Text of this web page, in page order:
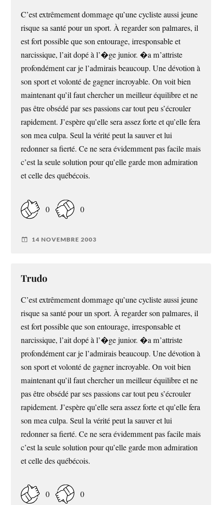
C’est extrêmement dommage qu’une cycliste aussi jeune
risque sa santé pour un sport. À regarder son palmares, il
est fort possible que son entourage, irresponsable et
narcissique, l’ait dopé à l’�ge junior. �a m’attriste
profondément car je l’admirais beaucoup. Une dévotion à
son sport et volonté de gagner incroyable. On voit bien
maintenant qu’il faut chercher un meilleur équilibre et ne
pas être obsédé par ses passions car tout peu s’écrouler
rapidement. J’espère qu’elle sera assez forte et qu’elle fera
son mea culpa. Seul la vérité peut la sauver et lui
redonner sa fierté. Ce ne sera évidemment pas facile mais
c’est la seule solution pour qu’elle garde mon admiration
et celle des québécois.
0 0
14 NOVEMBRE 2003
Trudo
C’est extrêmement dommage qu’une cycliste aussi jeune
risque sa santé pour un sport. À regarder son palmares, il
est fort possible que son entourage, irresponsable et
narcissique, l’ait dopé à l’�ge junior. �a m’attriste
profondément car je l’admirais beaucoup. Une dévotion à
son sport et volonté de gagner incroyable. On voit bien
maintenant qu’il faut chercher un meilleur équilibre et ne
pas être obsédé par ses passions car tout peu s’écrouler
rapidement. J’espère qu’elle sera assez forte et qu’elle fera
son mea culpa. Seul la vérité peut la sauver et lui
redonner sa fierté. Ce ne sera évidemment pas facile mais
c’est la seule solution pour qu’elle garde mon admiration
et celle des québécois.
0 0